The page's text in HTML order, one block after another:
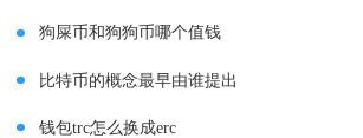
狗屎币和狗狗币哪个值钱
比特币的概念最早由谁提出
钱包trc怎么换成erc